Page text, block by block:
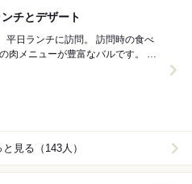
チとデザート
見る（143人）